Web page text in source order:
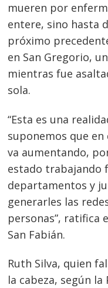
mueren por
entere, sino hasta
próximo
en San Gregorio,
mientras fue
sola.
“Esta es una
suponemos que
va aumentando,
estado trabajando
departamentos y
generarles las
personas”, ratifica
San Fabián.
Ruth Silva, quien
la cabeza, según